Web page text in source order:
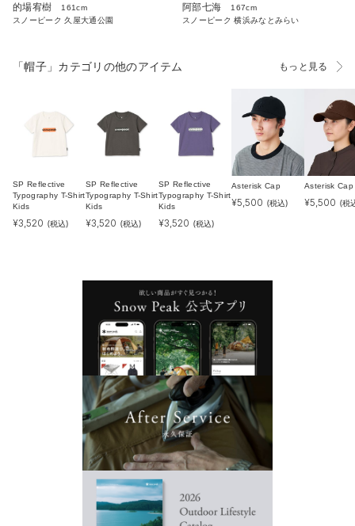
的場宥樹
161cm
スノーピーク 久屋大通公園
阿部七海
167cm
スノーピーク 横浜みなとみらい
「帽子」カテゴリの他のアイテム もっと見る
SP Reflective
Typography T-Shirt
Kids
¥3,520 (税込)
SP Reflective
Typography T-Shirt
Kids
¥3,520 (税込)
SP Reflective
Typography T-Shirt
Kids
¥3,520 (税込)
Asterisk Cap
¥5,500 (税込)
Asterisk Cap
¥5,500 (税